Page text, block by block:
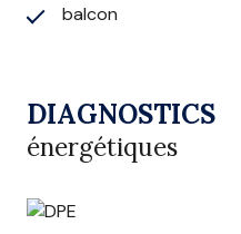
balcon
DIAGNOSTICS
énergétiques